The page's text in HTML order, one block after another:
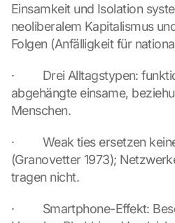
Einsamkeit und Isolation
neoliberalem Kapitalismus
Folgen (Anfälligkeit für
·         Drei Alltagstypen:
abgehängte einsame,
Menschen.
·         Weak ties ersetzen
(Granovetter 1973);
tragen nicht.
·         Smartphone-Effekt:
e
G
o
l
e
M
p
s
D
t